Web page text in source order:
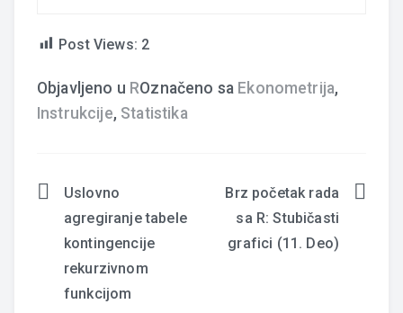
Post Views: 2
Objavljeno u ROznačeno sa Ekonometrija,
Instrukcije, Statistika
Navigacija
članaka
Uslovno
agregiranje tabele
kontingencije
rekurzivnom
funkcijom
Brz početak rada
sa R: Stubičasti
grafici (11. Deo)